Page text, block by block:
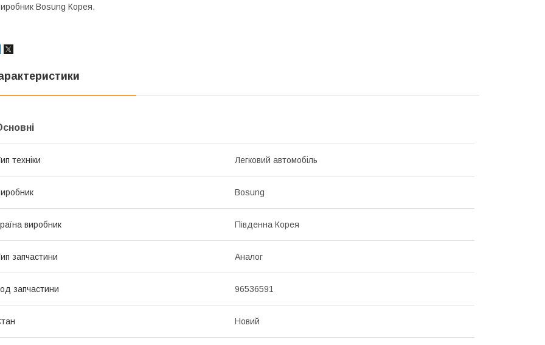
Bosung Корея.
техніки Легковий автомобіль
Bosung
виробник Південна Корея
запчастини Аналог
запчастини 96536591
Новий